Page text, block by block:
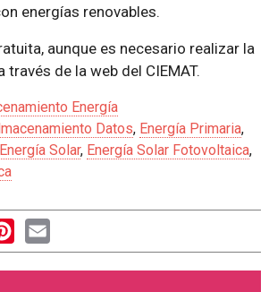
energías renovables.
aunque es necesario realizar la
través de la web del CIEMAT.
Energía
Datos, Energía Primaria,
Energía Solar, Energía Solar Fotovoltaica,
PinterestEmail